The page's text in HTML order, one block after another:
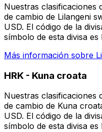
Nuestras clasificaciones
de cambio de Lilangeni
USD. El código de la
símbolo de esta divisa es
Más información sobre
HRK - Kuna croata
Nuestras clasificaciones
de cambio de Kuna
USD. El código de la
símbolo de esta divisa es